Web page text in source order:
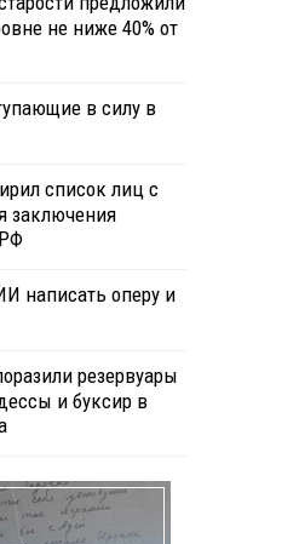
не ниже 40% от
в силу в
список лиц с
заключения
написать оперу и
резервуары
и буксир в